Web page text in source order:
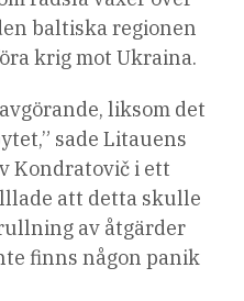
baltiska regionen
krig mot Ukraina.
liksom det
sade Litauens
Kondratovič i ett
att detta skulle
av åtgärder
finns någon panik